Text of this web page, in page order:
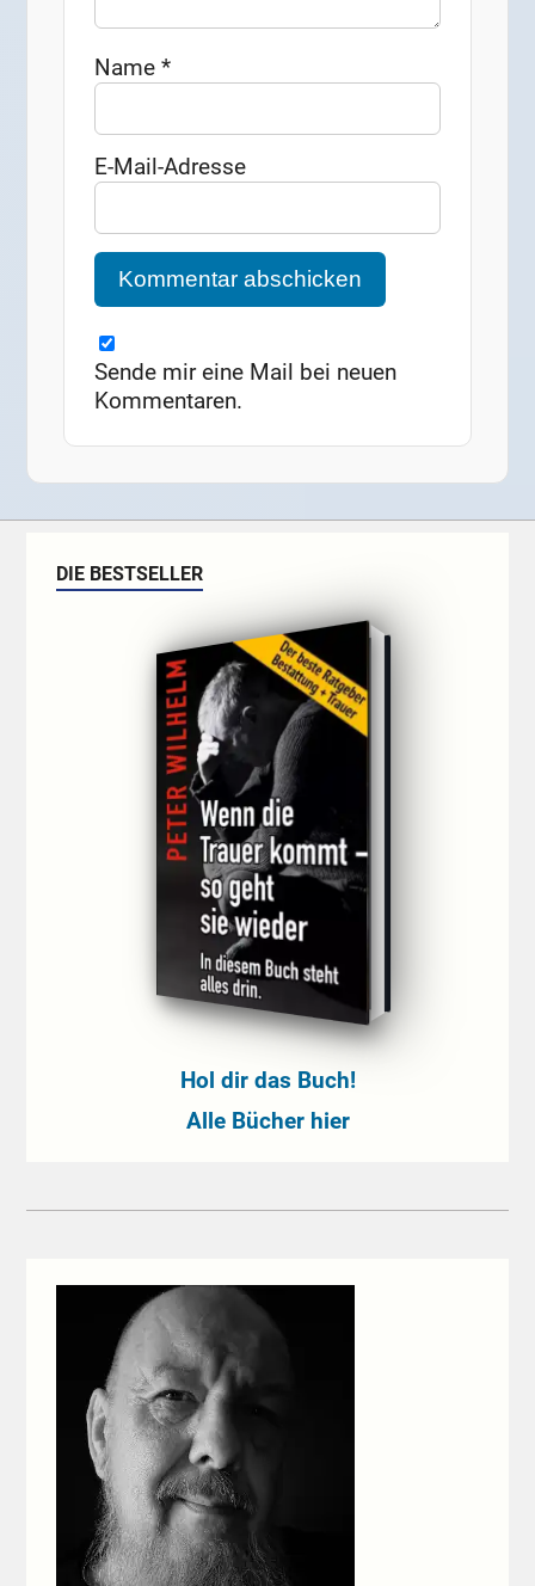
Name*
E-Mail-Adresse
Sende mir eine Mail bei neuen
Kommentaren.
DIE BESTSELLER
Hol dir das Buch!
Alle Bücher hier